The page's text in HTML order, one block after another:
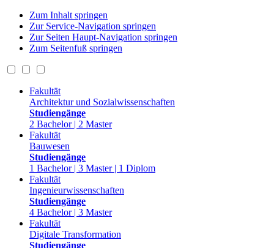
Zum Inhalt springen
Zur Service-Navigation springen
Zur Seiten Haupt-Navigation springen
Zum Seitenfuß springen
Fakultät
Architektur und Sozialwissenschaften
Studiengänge
2 Bachelor | 2 Master
Fakultät
Bauwesen
Studiengänge
1 Bachelor | 3 Master | 1 Diplom
Fakultät
Ingenieurwissenschaften
Studiengänge
4 Bachelor | 3 Master
Fakultät
Digitale Transformation
Studiengänge